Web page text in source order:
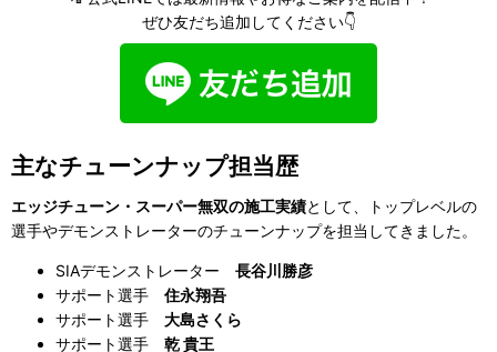
ぜひ友だち追加してください👇
主なチューンナップ担当歴
エッジチューン・スーパー無双の施工実績として、トップレベルの
選手やデモンストレーターのチューンナップを担当してきました。
SIAデモンストレーター 長谷川勝彦
サポート選手 住永翔吾
サポート選手 大島さくら
サポート選手 乾 貴王